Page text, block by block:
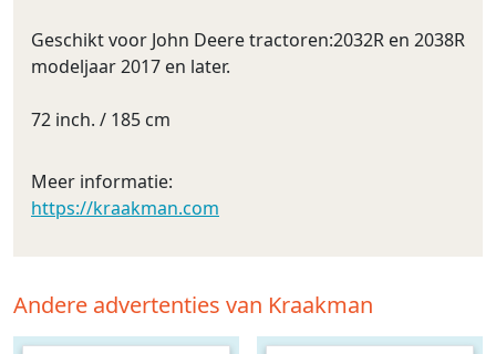
Geschikt voor John Deere tractoren:2032R en 2038R
modeljaar 2017 en later.
72 inch. / 185 cm
Meer informatie:
https://kraakman.com
Andere advertenties van Kraakman